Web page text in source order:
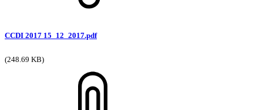
CCDI 2017 15_12_2017.pdf
(248.69 KB)